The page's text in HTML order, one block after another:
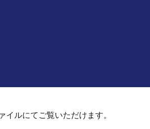
ルにてご覧いただけます。